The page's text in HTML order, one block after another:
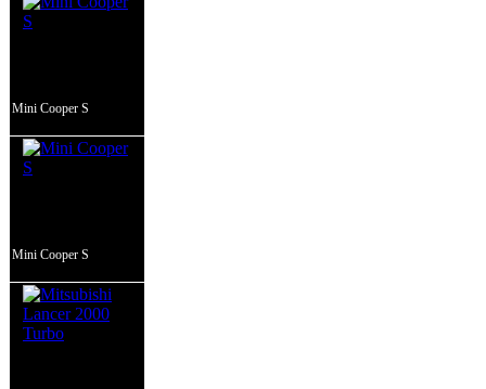
Mini Cooper S
Mini Cooper S